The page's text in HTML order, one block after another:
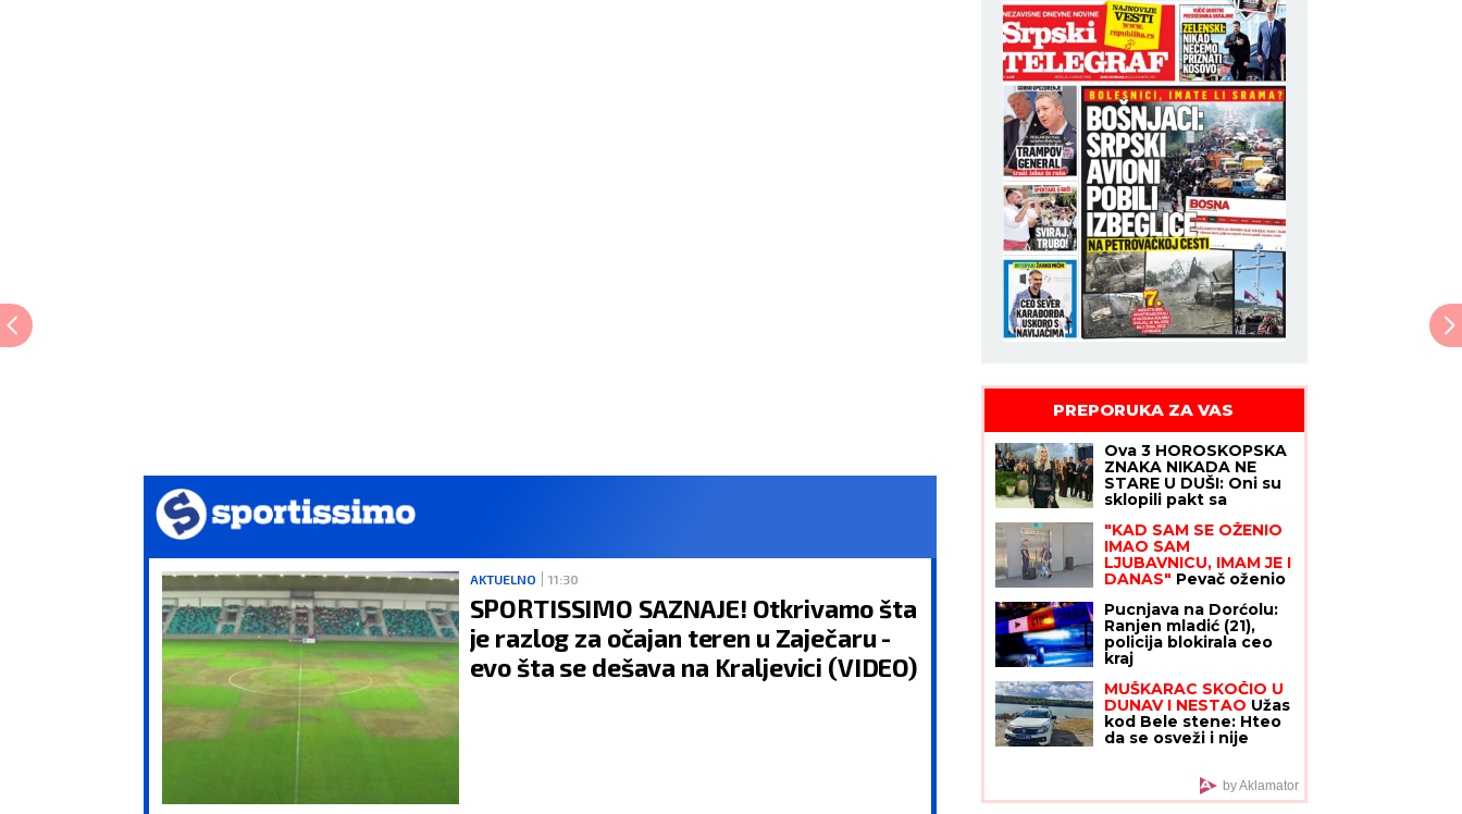
AKTUELNO 11:30
SPORTISSIMO SAZNAJE! Otkrivamo šta
je razlog za očajan teren u Zaječaru -
evo šta se dešava na Kraljevici (VIDEO)
PREPORUKA ZA VAS
Ova 3 HOROSKOPSKA
ZNAKA NIKADA NE
STARE U DUŠI: Oni su
sklopili pakt sa
SEDE im ne mogu
ništa
"KAD SAM SE OŽENIO
IMAO SAM
LJUBAVNICU, IMAM JE I
DANAS" Pevač oženio
priznao da je vara na
svakom koraku: "Skoro
svi na estradi imaju
paralelne veze"
Pucnjava na Dorćolu:
Ranjen mladić (21),
policija blokirala ceo
kraj
MUŠKARAC SKOČIO U
DUNAV I NESTAO Užas
kod Bele stene: Hteo
da se osveži i nije
by Aklamator